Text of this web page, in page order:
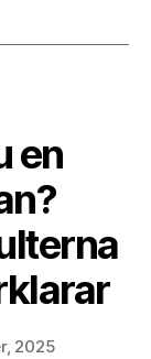
en
2025